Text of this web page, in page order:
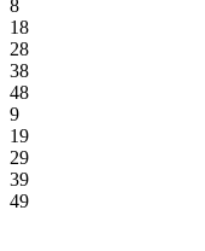
8
18
28
38
48
9
19
29
39
49